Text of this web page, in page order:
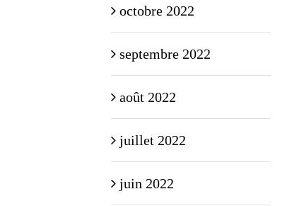
octobre 2022
septembre 2022
août 2022
juillet 2022
juin 2022